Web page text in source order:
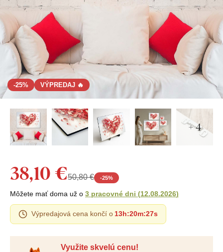
-25% VÝPREDAJ 🔥
+ 4
Využite skvelú cenu!
38,10 €50,80 € -25%
Môžete mať doma už o 3 pracovné dni (12.08.2026)
Výpredajová cena končí o 13h:20m:26s